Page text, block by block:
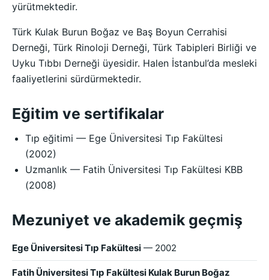
yürütmektedir.
Türk Kulak Burun Boğaz ve Baş Boyun Cerrahisi
Derneği, Türk Rinoloji Derneği, Türk Tabipleri Birliği ve
Uyku Tıbbı Derneği üyesidir. Halen İstanbul’da mesleki
faaliyetlerini sürdürmektedir.
Eğitim ve sertifikalar
Tıp eğitimi — Ege Üniversitesi Tıp Fakültesi
(2002)
Uzmanlık — Fatih Üniversitesi Tıp Fakültesi KBB
(2008)
Mezuniyet ve akademik geçmiş
Ege Üniversitesi Tıp Fakültesi — 2002
Fatih Üniversitesi Tıp Fakültesi Kulak Burun Boğaz